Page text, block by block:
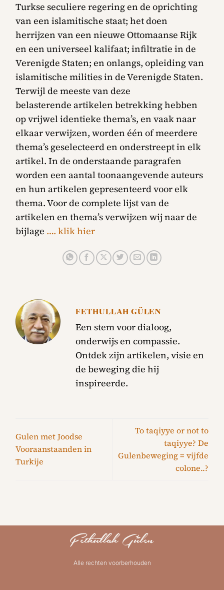
Turkse seculiere regering en de oprichting
van een islamitische staat; het doen
herrijzen van een nieuwe Ottomaanse Rijk
en een universeel kalifaat; infiltratie in de
Verenigde Staten; en onlangs, opleiding van
islamitische milities in de Verenigde Staten.
Terwijl de meeste van deze
belasterende artikelen betrekking hebben
op vrijwel identieke thema’s, en vaak naar
elkaar verwijzen, worden één of meerdere
thema’s geselecteerd en onderstreept in elk
artikel. In de onderstaande paragrafen
worden een aantal toonaangevende auteurs
en hun artikelen gepresenteerd voor elk
thema. Voor de complete lijst van de
artikelen en thema’s verwijzen wij naar de
bijlage …. klik hier
FETHULLAH GÜLEN
Een stem voor dialoog,
onderwijs en compassie.
Ontdek zijn artikelen, visie en
de beweging die hij
inspireerde.
Gulen met Joodse
Vooraanstaanden in
Turkije
To taqiyye or not to
taqiyye? De
Gulenbeweging = vijfde
colone..?
Alle rechten voorberhouden